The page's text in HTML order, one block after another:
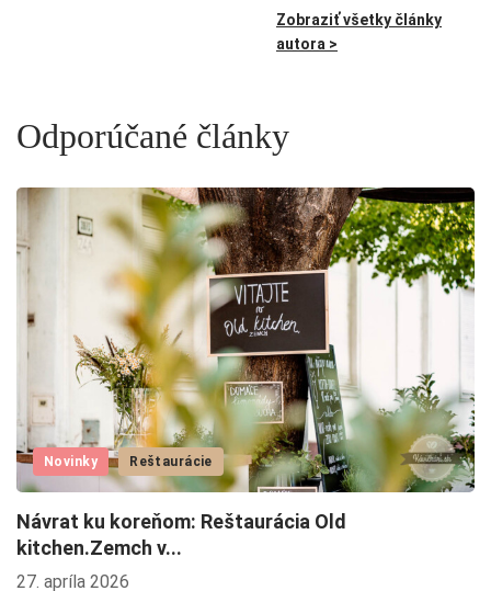
Zobraziť všetky články
autora >
Odporúčané články
Novinky Reštaurácie
Návrat ku koreňom: Reštaurácia Old
kitchen.Zemch v...
27. apríla 2026